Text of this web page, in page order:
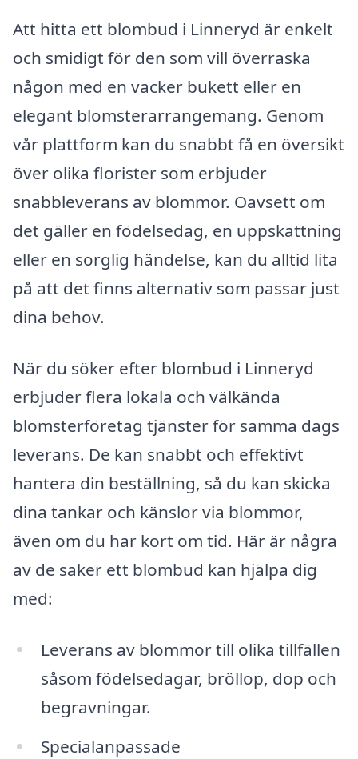
Att hitta ett blombud i Linneryd är enkelt
och smidigt för den som vill överraska
någon med en vacker bukett eller en
elegant blomsterarrangemang. Genom
vår plattform kan du snabbt få en översikt
över olika florister som erbjuder
snabbleverans av blommor. Oavsett om
det gäller en födelsedag, en uppskattning
eller en sorglig händelse, kan du alltid lita
på att det finns alternativ som passar just
dina behov.
När du söker efter blombud i Linneryd
erbjuder flera lokala och välkända
blomsterföretag tjänster för samma dags
leverans. De kan snabbt och effektivt
hantera din beställning, så du kan skicka
dina tankar och känslor via blommor,
även om du har kort om tid. Här är några
av de saker ett blombud kan hjälpa dig
med:
Leverans av blommor till olika tillfällen
såsom födelsedagar, bröllop, dop och
begravningar.
Specialanpassade